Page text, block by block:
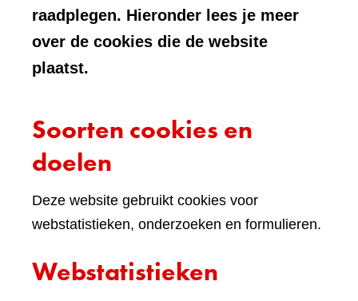
raadplegen. Hieronder lees je meer
over de cookies die de website
plaatst.
Soorten cookies en
doelen
Deze website gebruikt cookies voor
webstatistieken, onderzoeken en formulieren.
Webstatistieken